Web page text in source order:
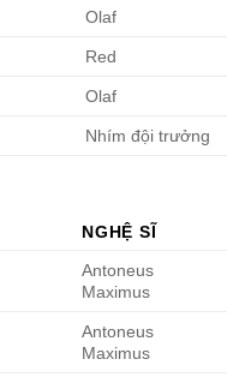
Olaf
Red
Olaf
Nhím đội trưởng
NGHỆ SĨ
Antoneus
Maximus
Antoneus
Maximus